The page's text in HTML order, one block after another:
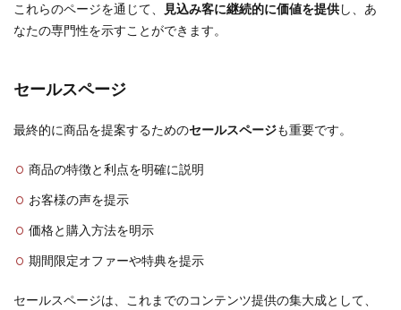
これらのページを通じて、 見込み客に継続的に価値を提供し、あ
なたの専門性を示すことができます。
セールスページ
最終的に商品を提案するためのセールスページも重要です。
商品の特徴と利点を明確に説明
お客様の声を提示
価格と購入方法を明示
期間限定オファーや特典を提示
セールスページは、これまでのコンテンツ提供の集大成として、